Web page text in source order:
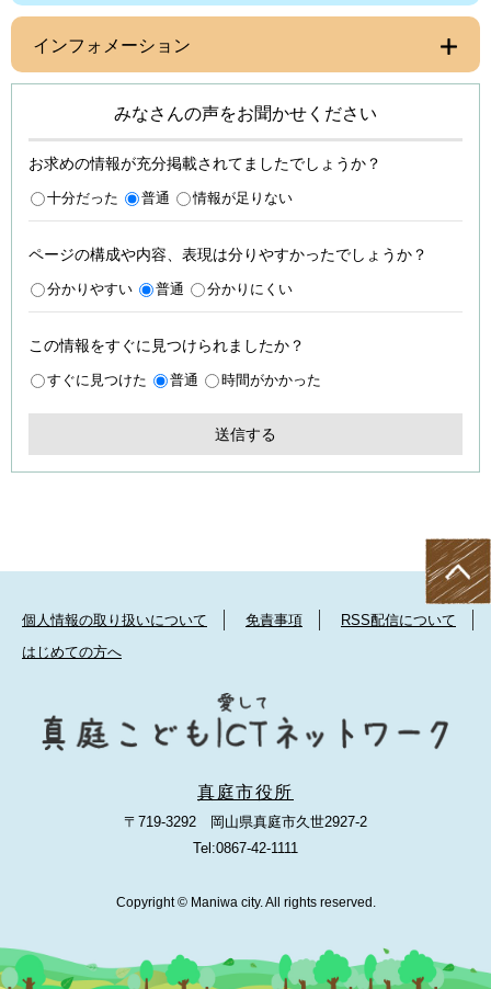
インフォメーション
みなさんの声をお聞かせください
お求めの情報が充分掲載されてましたでしょうか？
十分だった 普通 情報が足りない
ページの構成や内容、表現は分りやすかったでしょうか？
分かりやすい 普通 分かりにくい
この情報をすぐに見つけられましたか？
すぐに見つけた 普通 時間がかかった
個人情報の取り扱いについて 免責事項
RSS配信について
はじめての方へ
真庭市役所
〒719-3292 岡山県真庭市久世2927-2
Tel:0867-42-1111
Copyright © Maniwa city. All rights reserved.